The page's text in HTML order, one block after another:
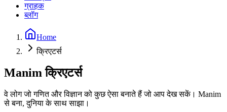
ग्राहक
ब्लॉग
Home
क्रिएटर्स
Manim क्रिएटर्स
वे लोग जो गणित और विज्ञान को कुछ ऐसा बनाते हैं जो आप देख सकें। Manim
से बना, दुनिया के साथ साझा।